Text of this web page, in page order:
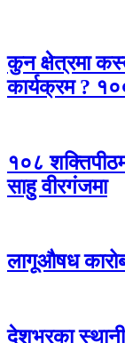
कुन क्षेत्रमा
कार्यक्रम ?
१०८
साहु वीरगंजमा
लागूऔषध
देशभरका